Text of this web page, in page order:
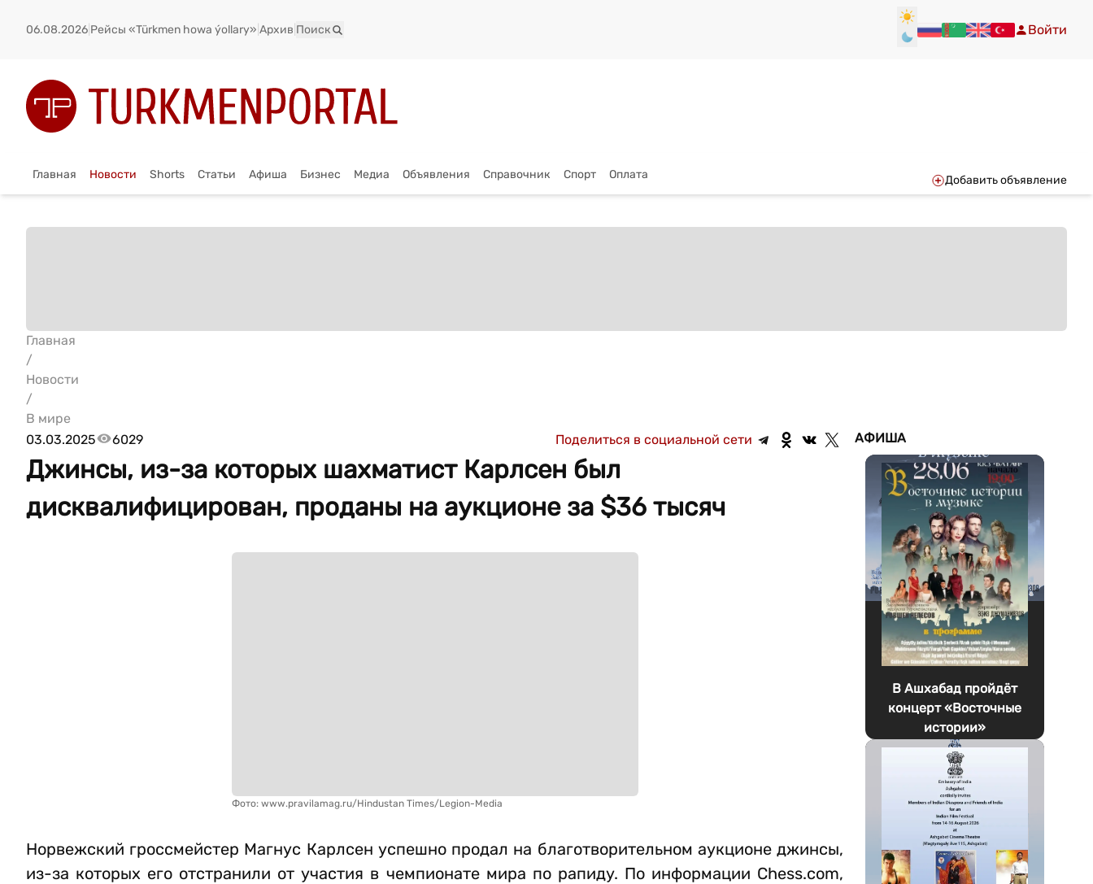
06.08.2026 Рейсы «Türkmen howa ýollary» Архив Поиск Войти
Главная Новости Shorts Статьи Афиша Бизнес Медиа Объявления Справочник Спорт Оплата Добавить объявление
Главная
/
Новости
/
В мире
03.03.2025
6029 Поделиться в социальной сети
Джинсы, из-за которых шахматист Карлсен был
дисквалифицирован, проданы на аукционе за $36 тысяч
Фото: www.pravilamag.ru/Hindustan Times/Legion-Media
Норвежский гроссмейстер Магнус Карлсен успешно продал на благотворительном аукционе джинсы,
из-за которых его отстранили от участия в чемпионате мира по рапиду. По информации Chess.com,
АФИША
В Ашхабад пройдёт
концерт «Восточные
истории»